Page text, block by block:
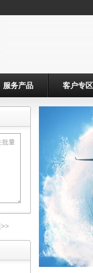
服务产品 客户专区